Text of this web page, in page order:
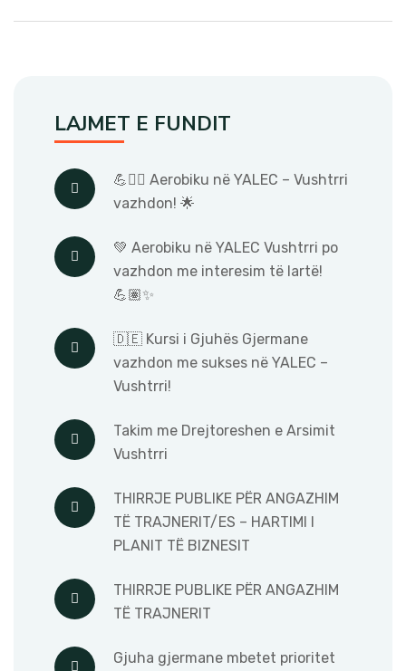
LAJMET E FUNDIT
💪🧘‍♀️ Aerobiku në YALEC – Vushtrri
vazhdon! 🌟
💚 Aerobiku në YALEC Vushtrri po
vazhdon me interesim të lartë!
💪🏽✨
🇩🇪 Kursi i Gjuhës Gjermane
vazhdon me sukses në YALEC –
Vushtrri!
Takim me Drejtoreshen e Arsimit
Vushtrri
THIRRJE PUBLIKE PËR ANGAZHIM
TË TRAJNERIT/ES – HARTIMI I
PLANIT TË BIZNESIT
THIRRJE PUBLIKE PËR ANGAZHIM
TË TRAJNERIT
Gjuha gjermane mbetet prioritet